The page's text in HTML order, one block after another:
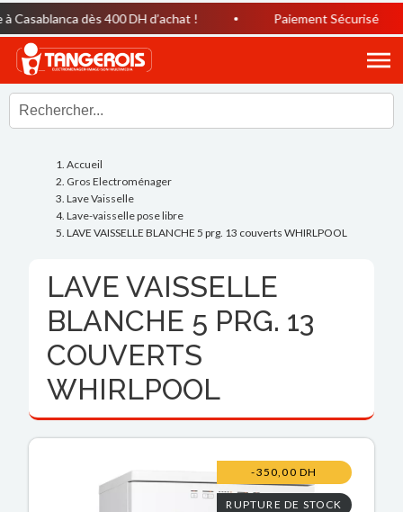
dès 400 DH d’achat ! Paiement Sécurisé
Accueil
Gros Electroménager
Lave Vaisselle
Lave-vaisselle pose libre
LAVE VAISSELLE BLANCHE 5 prg. 13 couverts WHIRLPOOL
LAVE VAISSELLE
BLANCHE 5 PRG. 13
COUVERTS
WHIRLPOOL
-350,00 DH
RUPTURE DE STOCK